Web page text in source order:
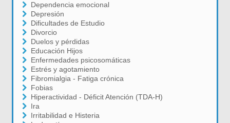
Dependencia emocional
Depresión
Dificultades de Estudio
Divorcio
Duelos y pérdidas
Educación Hijos
Enfermedades psicosomáticas
Estrés y agotamiento
Fibromialgia - Fatiga crónica
Fobias
Hiperactividad - Déficit Atención (TDA-H)
Ira
Irritabilidad e Histeria